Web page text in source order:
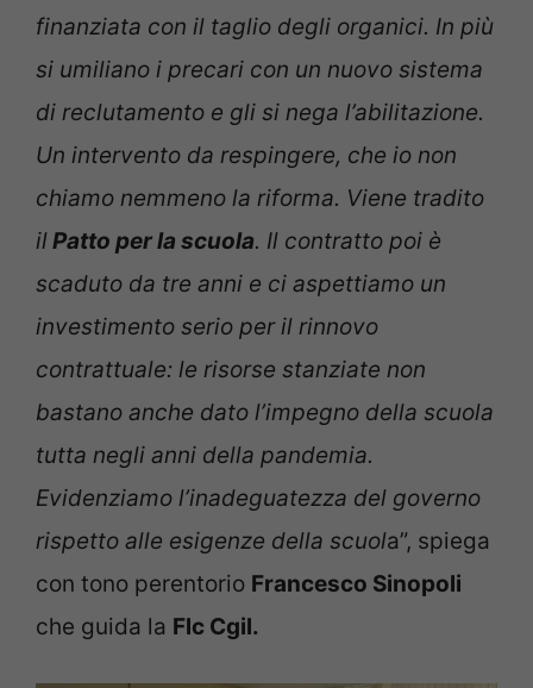
finanziata con il taglio degli organici. In più
si umiliano i precari con un nuovo sistema
di reclutamento e gli si nega l’abilitazione.
Un intervento da respingere, che io non
chiamo nemmeno la riforma. Viene tradito
ilPatto per la scuola. Il contratto poi è
scaduto da tre anni e ci aspettiamo un
investimento serio per il rinnovo
contrattuale: le risorse stanziate non
bastano anche dato l’impegno della scuola
tutta negli anni della pandemia.
Evidenziamo l’inadeguatezza del governo
rispetto alle esigenze della scuola”, spiega
con tono perentorio Francesco Sinopoli
che guida la Flc Cgil.